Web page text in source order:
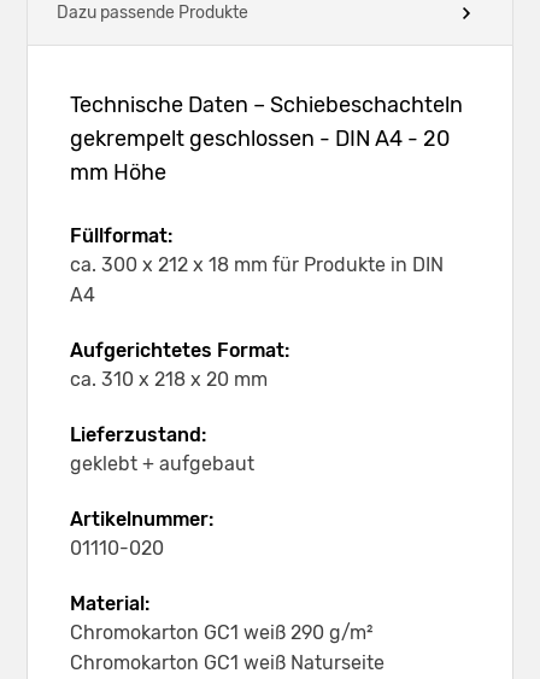
Dazu passende Produkte
Technische Daten – Schiebeschachteln
gekrempelt geschlossen - DIN A4 - 20
mm Höhe
Füllformat:
ca. 300 x 212 x 18 mm für Produkte in DIN
A4
Aufgerichtetes Format:
ca. 310 x 218 x 20 mm
Lieferzustand:
geklebt + aufgebaut
Artikelnummer:
01110-020
Material:
Chromokarton GC1 weiß 290 g/m²
Chromokarton GC1 weiß Naturseite